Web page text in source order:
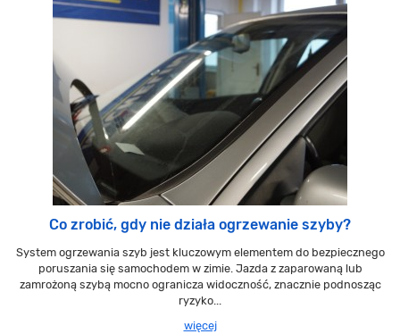
Co zrobić, gdy nie działa ogrzewanie szyby?
System ogrzewania szyb jest kluczowym elementem do bezpiecznego
poruszania się samochodem w zimie. Jazda z zaparowaną lub
zamrożoną szybą mocno ogranicza widoczność, znacznie podnosząc
ryzyko...
więcej